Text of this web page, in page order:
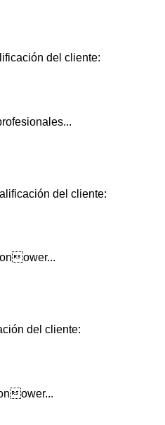
del cliente:
del cliente:
ower...
del cliente:
ower...